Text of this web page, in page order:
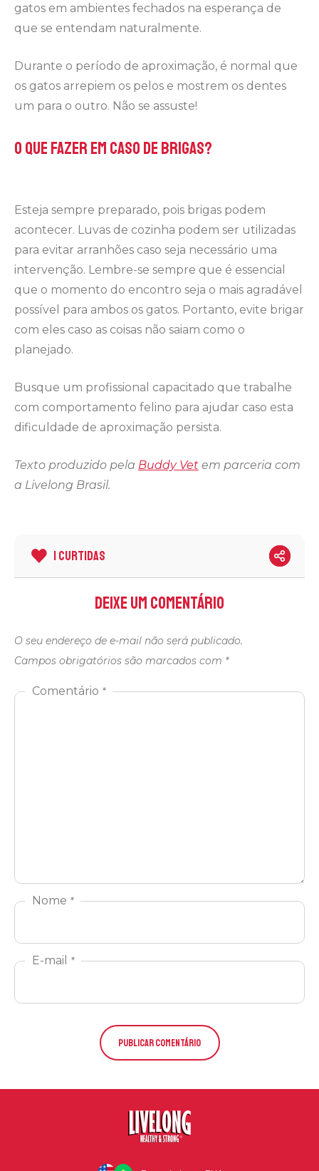
gatos em ambientes fechados na esperança de
que se entendam naturalmente.
Durante o período de aproximação, é normal que
os gatos arrepiem os pelos e mostrem os dentes
um para o outro. Não se assuste!
O que fazer em caso de brigas?
Esteja sempre preparado, pois brigas podem
acontecer. Luvas de cozinha podem ser utilizadas
para evitar arranhões caso seja necessário uma
intervenção. Lembre-se sempre que é essencial
que o momento do encontro seja o mais agradável
possível para ambos os gatos. Portanto, evite brigar
com eles caso as coisas não saiam como o
planejado.
Busque um profissional capacitado que trabalhe
com comportamento felino para ajudar caso esta
dificuldade de aproximação persista.
Texto produzido pela Buddy Vet em parceria com
a Livelong Brasil.
1 CURTIDAS
Deixe um comentário
O seu endereço de e-mail não será publicado.
Campos obrigatórios são marcados com *
Comentário *
Nome *
E-mail *